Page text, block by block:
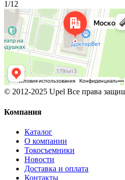
1/12
© 2012-2025 Upel Все права
Компания
Каталог
О компании
Токосъемники
Новости
Доставка и оплата
Контакты